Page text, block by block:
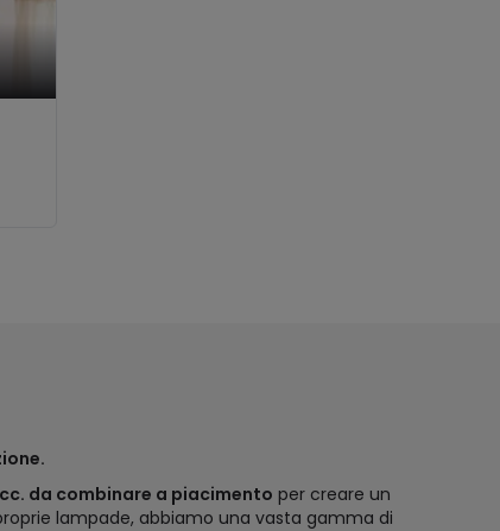
da combinare a piacimento per creare un
lampade, abbiamo una vasta gamma di